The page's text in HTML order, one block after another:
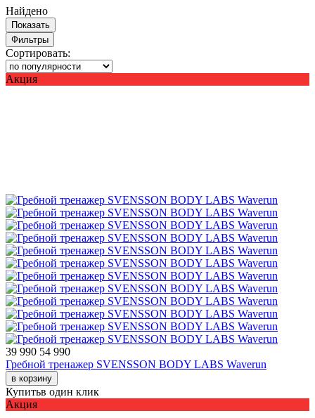
Найдено
Показать
Фильтры
Сортировать:
Акция
39 990 54 990
Гребной тренажер SVENSSON BODY LABS Waverun
в корзину
Купитьв один клик
Акция